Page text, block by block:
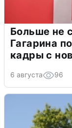
Больше не
Гагарина
кадры с
6 августа 96